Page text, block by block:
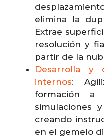
elimina la
Extrae
resolución y
partir de la
Desarrolla y
internos:
formación a
simulaciones
creando
en el gemelo